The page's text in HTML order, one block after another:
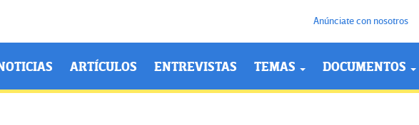
Anúnciate con nosotros
ARTÍCULOS ENTREVISTAS TEMAS DOCUMENTOS